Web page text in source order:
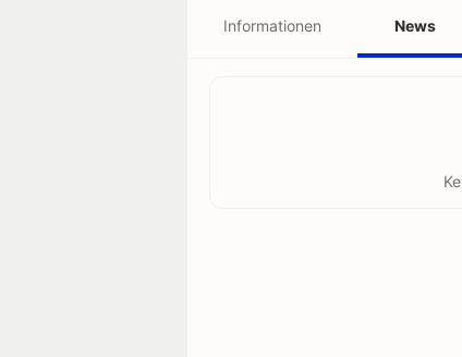
Informationen News